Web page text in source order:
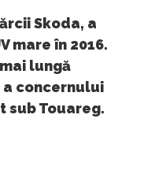
Skoda, a
mare în 2016.
lungă
a concernului
sub Touareg.